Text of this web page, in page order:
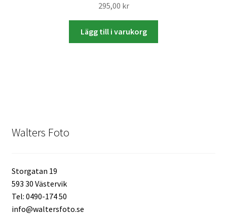
295,00 kr
Lägg till i varukorg
Walters Foto
Storgatan 19
593 30 Västervik
Tel: 0490-174 50
info@waltersfoto.se